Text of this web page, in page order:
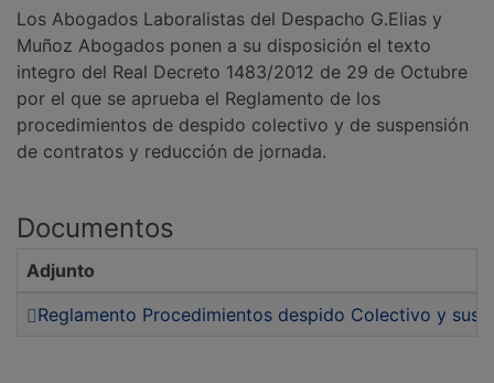
Los Abogados Laboralistas del Despacho G.Elias y
Muñoz Abogados ponen a su disposición el texto
integro del Real Decreto 1483/2012 de 29 de Octubre
por el que se aprueba el Reglamento de los
procedimientos de despido colectivo y de suspensión
de contratos y reducción de jornada.
Documentos
Adjunto
Reglamento Procedimientos despido Colectivo y